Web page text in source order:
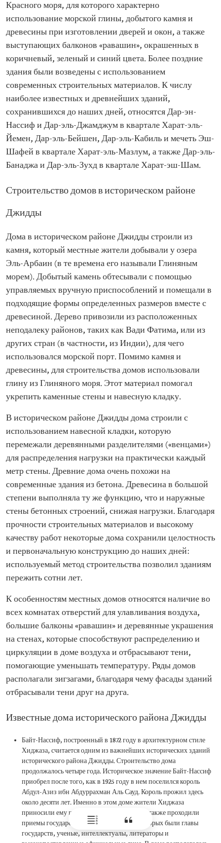
Красного моря, для которого характерно
использование морской глины, добытого камня и
древесины при изготовлении дверей и окон, а также
выступающих балконов «равашин», окрашенных в
коричневый, зеленый и синий цвета. Более поздние
здания были возведены с использованием
современных строительных материалов. К числу
наиболее известных и древнейших зданий,
сохранившихся до наших дней, относятся Дар-эн-
Нассиф и Дар-эль-Джамджум в квартале Харат-эль-
Йемен, Дар-эль-Бейшен, Дар-эль-Кабиль и мечеть Эш-
Шафей в квартале Харат-эль-Мазлум, а также Дар-эль-
Банаджа и Дар-эль-Зухд в квартале Харат-эш-Шам.
Строительство домов в историческом районе
Джидды
Дома в историческом районе Джидды строили из
камня, который местные жители добывали у озера
Эль-Арбаин (в те времена его называли Глиняным
морем). Добытый камень обтесывали с помощью
управляемых вручную приспособлений и помещали в
подходящие формы определенных размеров вместе с
древесиной. Дерево привозили из расположенных
неподалеку районов, таких как Вади Фатима, или из
других стран (в частности, из Индии), для чего
использовался морской порт. Помимо камня и
древесины, для строительства домов использовали
глину из Глиняного моря. Этот материал помогал
укрепить каменные стены и навесную кладку.
В историческом районе Джидды дома строили с
использованием навесной кладки, которую
перемежали деревянными разделителями («венцами»)
для распределения нагрузки на практически каждый
метр стены. Древние дома очень похожи на
современные здания из бетона. Древесина в большой
степени выполняла ту же функцию, что и наружные
стены бетонных строений, снижая нагрузки. Благодаря
прочности строительных материалов и высокому
качеству работ некоторые дома сохранили целостность
и первоначальную конструкцию до наших дней:
используемый метод строительства позволил зданиям
пережить сотни лет.
К особенностям местных домов относятся наличие во
всех комнатах отверстий для улавливания воздуха,
большие балконы «равашин» и деревянные украшения
на стенах, которые способствуют распределению и
циркуляции в доме воздуха и отбрасывают тени,
помогающие уменьшать температуру. Ряды домов
располагали зигзагами, благодаря чему фасады зданий
отбрасывали тени друг на друга.
Известные дома исторического района Джидды
Байт-Нассиф, построенный в 1872 году в архитектурном стиле
Хиджаза, считается одним из важнейших исторических зданий
исторического района Джидды. Строительство дома
продолжалось четыре года. Историческое значение Байт-Нассиф
приобрел после того, как в 1925 году в нем поселился король
Абдул-Азиз ибн Абдуррахман Аль Сауд. Король прожил здесь
около десяти лет. Именно в этом доме жители Хиджаза
приносили ему присягу на верность. Здесь также проходили
приемы государственных гостей, среди которых были главы
государств, ученые, интеллектуалы, литераторы и